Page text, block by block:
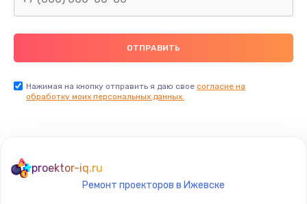
Нажимая на кнопку отправить я даю свое согласие на
обработку моих персональных данных.
proektor-iq.ru
Ремонт проекторов в Ижевске